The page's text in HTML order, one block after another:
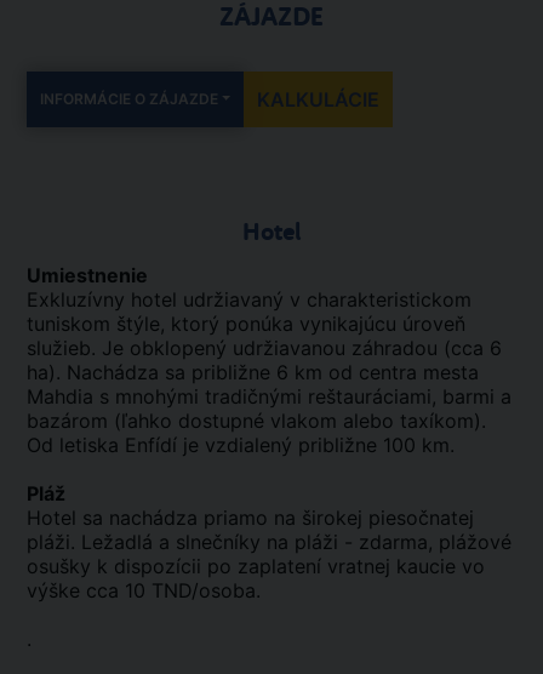
ZÁJAZDE
INFORMÁCIE O ZÁJAZDE KALKULÁCIE
Hotel
Umiestnenie
Exkluzívny hotel udržiavaný v charakteristickom
tuniskom štýle, ktorý ponúka vynikajúcu úroveň
služieb. Je obklopený udržiavanou záhradou (cca 6
ha). Nachádza sa približne 6 km od centra mesta
Mahdia s mnohými tradičnými reštauráciami, barmi a
bazárom (ľahko dostupné vlakom alebo taxíkom).
Od letiska Enfídí je vzdialený približne 100 km.
Pláž
Hotel sa nachádza priamo na širokej piesočnatej
pláži. Ležadlá a slnečníky na pláži - zdarma, plážové
osušky k dispozícii po zaplatení vratnej kaucie vo
výške cca 10 TND/osoba.
.